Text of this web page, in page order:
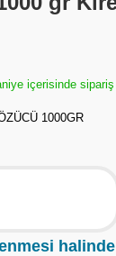
içerisinde
1000GR
halinde